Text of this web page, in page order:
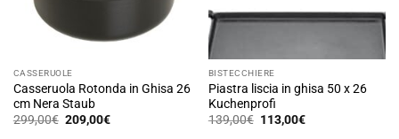
essere
scelte
del
prodotto
CASSERUOLE
Casseruola Rotonda in Ghisa 26
cm Nera Staub
299,00€ Il
prezzo
209,00€Il
BISTECCHIERE
Piastra liscia in ghisa 50 x 26
Kuchenprofi
139,00€ Il
prezzo
113,00€Il